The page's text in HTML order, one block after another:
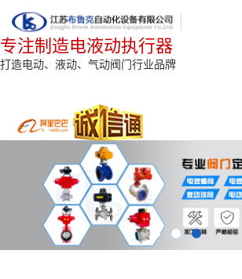
专注制造电液动执行器
打造电动、液动、气动阀门行业品牌